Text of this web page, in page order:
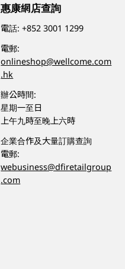
惠康網店查詢
電話:+852 3001 1299
電郵:
onlineshop@wellcome.com
.hk
辦公時間:
星期一至日
上午九時至晚上六時
企業合作及大量訂購查詢
電郵:
webusiness@dfiretailgroup
.com